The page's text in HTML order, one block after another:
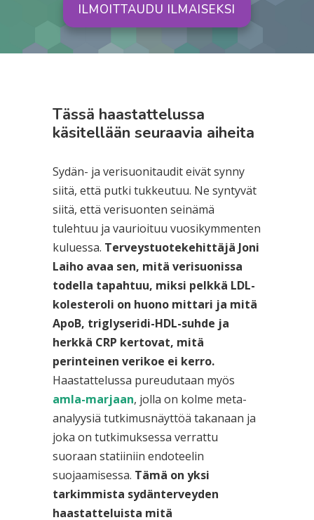
ILMOITTAUDU ILMAISEKSI
Tässä haastattelussa
käsitellään seuraavia aiheita
Sydän- ja verisuonitaudit eivät synny
siitä, että putki tukkeutuu. Ne syntyvät
siitä, että verisuonten seinämä
tulehtuu ja vaurioituu vuosikymmenten
kuluessa. Terveystuotekehittäjä Joni
Laiho avaa sen, mitä verisuonissa
todella tapahtuu, miksi pelkkä LDL-
kolesteroli on huono mittari ja mitä
ApoB, triglyseridi-HDL-suhde ja
herkkä CRP kertovat, mitä
perinteinen verikoe ei kerro.
Haastattelussa pureudutaan myös
amla-marjaan, jolla on kolme meta-
analyysiä tutkimusnäyttöä takanaan ja
joka on tutkimuksessa verrattu
suoraan statiiniin endoteelin
suojaamisessa. Tämä on yksi
tarkimmista sydänterveyden
haastatteluista mitä